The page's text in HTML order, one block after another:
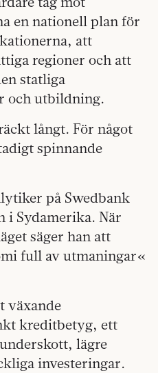
en nationell plan för
att
regioner och att
statliga
och utbildning.
långt. För något
spinnande
på Swedbank
i Sydamerika. När
säger han att
full av utmaningar«
växande
kreditbetyg, ett
lägre
investeringar.